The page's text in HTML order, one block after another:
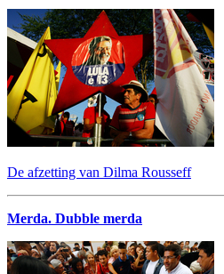
De afzetting van Dilma Rousseff
Merda. Dubble merda